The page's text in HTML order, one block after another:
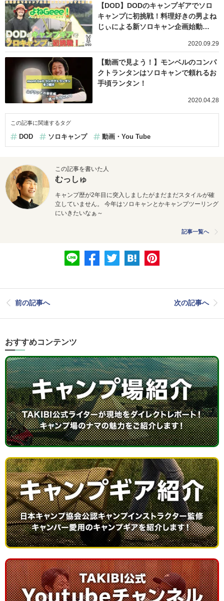
【DOD】DODのキャンプギアでソロ
キャンプに初挑戦！料理好きの男よね
じぃによる新ソロキャン企画始動…
2020.09.29
【動画で見よう！】モンベルのコンパ
クトランタンはソロキャンで頼れるお
手頃ランタン！
2020.04.28
この記事に関連するタグ
DOD ソロキャンプ 動画・You Tube
この記事を書いた人
むっしゅ
キャンプ歴が2年目に突入しましたがまだまだスタイルが確
立していません。 今年はソロキャンとかキャンプツーリング
にいきたいなぁ～
記事一覧へ
前の記事へ 次の記事へ
おすすめコンテンツ